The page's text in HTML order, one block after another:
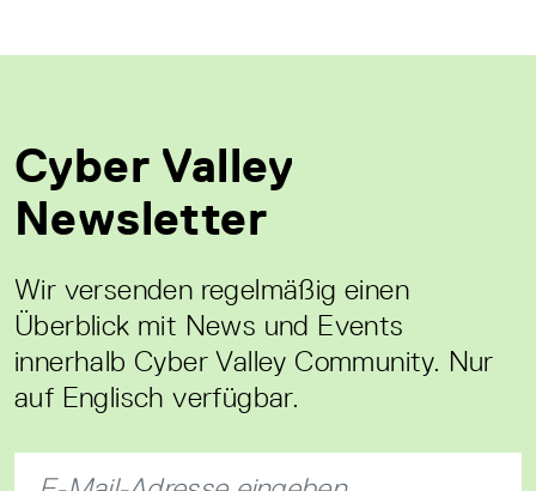
Cyber Valley
Newsletter
Wir versenden regelmäßig einen
Überblick mit News und Events
innerhalb Cyber Valley Community. Nur
auf Englisch verfügbar.